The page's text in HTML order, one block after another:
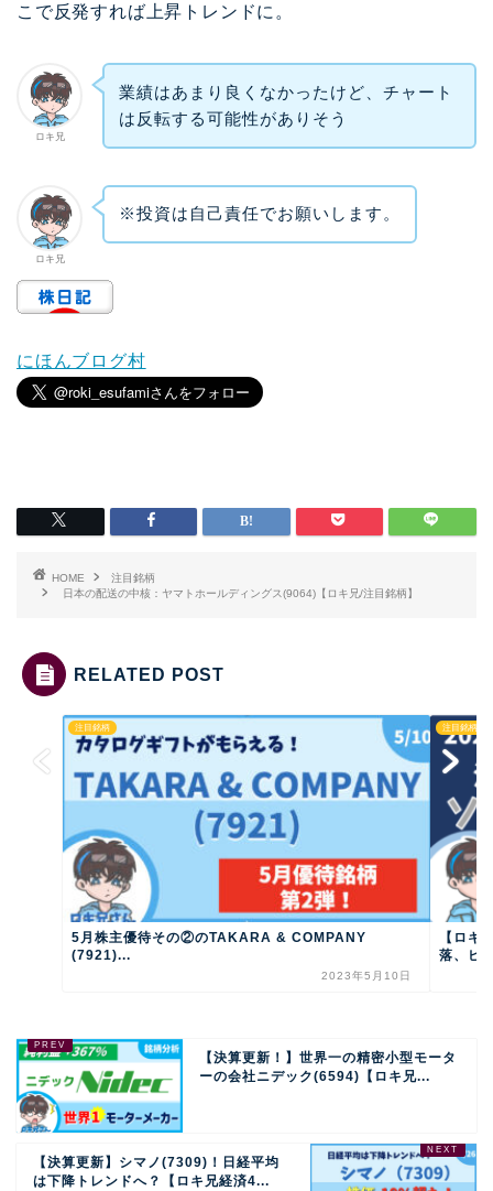
こで反発すれば上昇トレンドに。
ロキ兄
業績はあまり良くなかったけど、チャート
は反転する可能性がありそう
ロキ兄
※投資は自己責任でお願いします。
にほんブログ村
HOME
注目銘柄
日本の配送の中核：ヤマトホールディングス(9064)【ロキ兄/注目銘柄】
RELATED POST
注目銘柄
5月株主優待その②のTAKARA & COMPANY
(7921)...
2023年5月10日
注目銘柄
【ロキ
落、ビ
【決算更新！】世界一の精密小型モータ
ーの会社ニデック(6594)【ロキ兄...
【決算更新】シマノ(7309)！日経平均
は下降トレンドへ？【ロキ兄経済4...